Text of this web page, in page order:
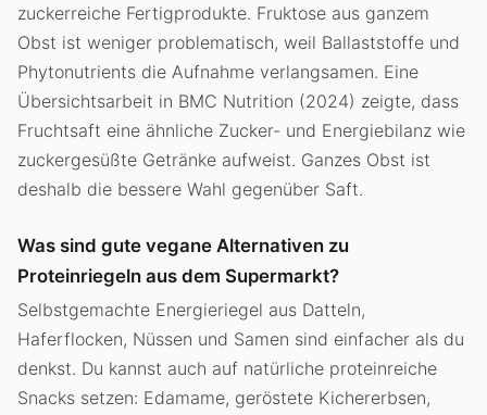
zuckerreiche Fertigprodukte. Fruktose aus ganzem
Obst ist weniger problematisch, weil Ballaststoffe und
Phytonutrients die Aufnahme verlangsamen. Eine
Übersichtsarbeit in BMC Nutrition (2024) zeigte, dass
Fruchtsaft eine ähnliche Zucker- und Energiebilanz wie
zuckergesüßte Getränke aufweist. Ganzes Obst ist
deshalb die bessere Wahl gegenüber Saft.
Was sind gute vegane Alternativen zu
Proteinriegeln aus dem Supermarkt?
Selbstgemachte Energieriegel aus Datteln,
Haferflocken, Nüssen und Samen sind einfacher als du
denkst. Du kannst auch auf natürliche proteinreiche
Snacks setzen: Edamame, geröstete Kichererbsen,